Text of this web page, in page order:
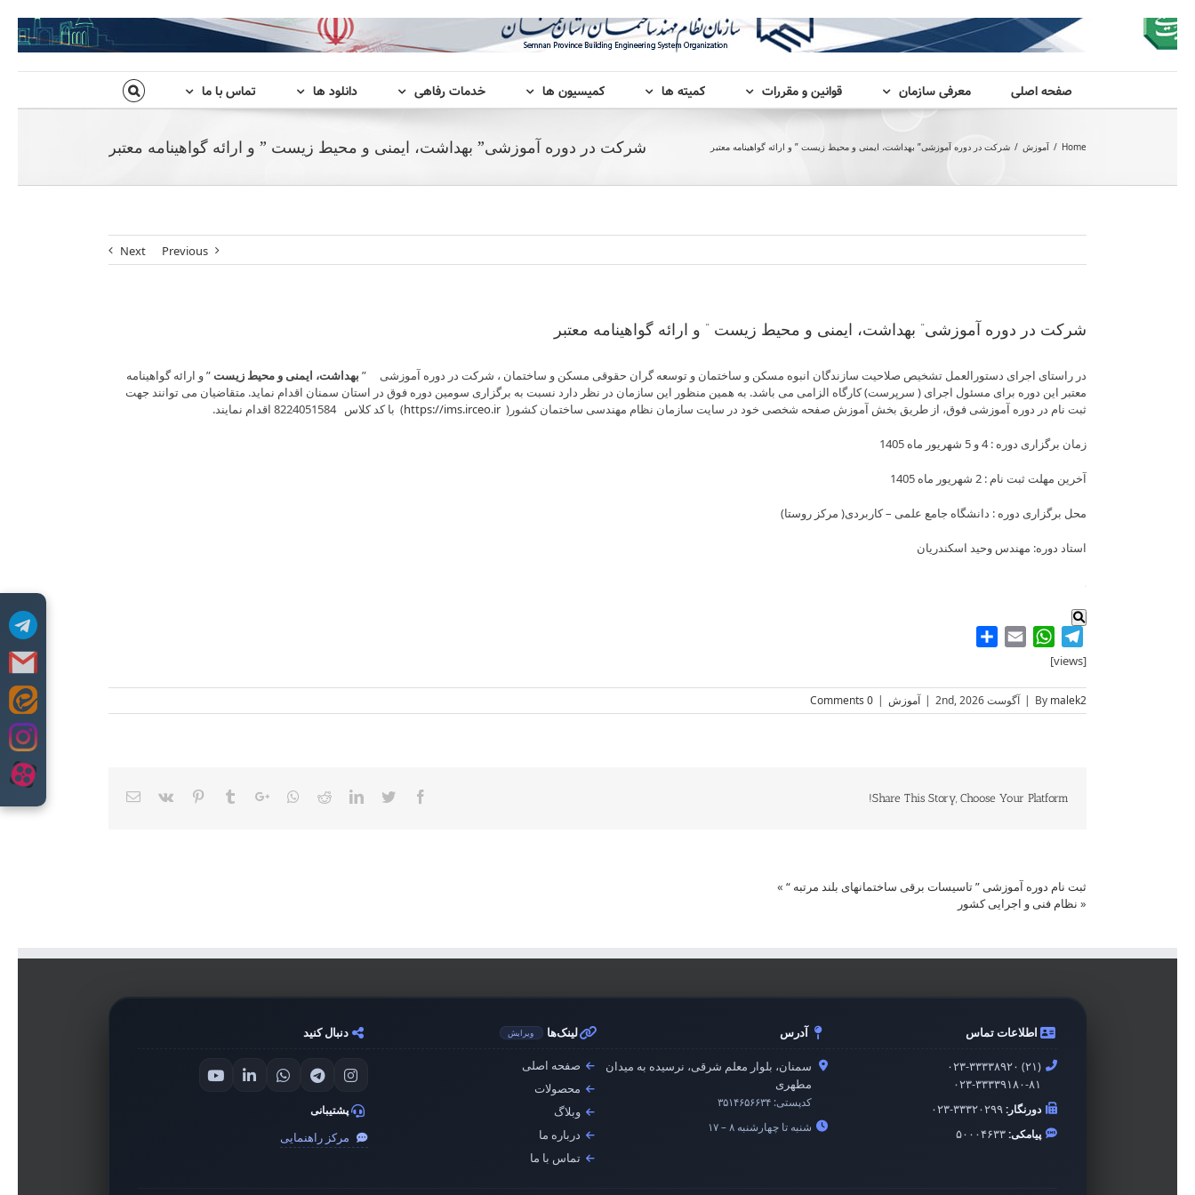
صفحه اصلی معرفی سازمان قوانین و مقررات کمیته ها کمیسیون ها خدمات رفاهی دانلود ها تماس با ما
شرکت در دوره آموزشی” بهداشت، ایمنی و محیط زیست ” و ارائه گواهینامه معتبر Home
/ آموزش / شرکت در دوره آموزشی” بهداشت، ایمنی و محیط زیست ” و ارائه گواهینامه معتبر
Previous
Next
شرکت در دوره آموزشی” بهداشت، ایمنی و محیط زیست ” و ارائه گواهینامه معتبر
در راستای اجرای دستورالعمل تشخیص صلاحیت سازندگان انبوه مسکن و ساختمان و توسعه گران حقوقی مسکن و ساختمان ، شرکت در دوره آموزشی ” بهداشت، ایمنی و محیط زیست” و ارائه گواهینامه
معتبر این دوره برای مسئول اجرای ( سرپرست) کارگاه الزامی می باشد. به همین منظور این سازمان در نظر دارد نسبت به برگزاری سومین دوره فوق در استان سمنان اقدام نماید. متقاضیان می توانند جهت
ثبت نام در دوره آموزشی فوق، از طریق بخش آموزش صفحه شخصی خود در سایت سازمان نظام مهندسی ساختمان کشور( https://ims.irceo.ir) با کد کلاس 8224051584 اقدام نمایند.
زمان برگزاری دوره : 4 و 5 شهریور ماه 1405
آخرین مهلت ثبت نام : 2 شهریور ماه 1405
محل برگزاری دوره : دانشگاه جامع علمی – کاربردی( مرکز روستا)
استاد دوره: مهندس وحید اسکندریان
.
Telegram
WhatsApp
Email
[views]
By malek2
| آگوست 2nd, 2026 | آموزش |
0 Comments
Share This Story, Choose Your Platform!
Facebook
Twitter
LinkedIn
Reddit
Whatsapp
Google+
Tumblr
Pinterest
Vk
Email
ثبت نام دوره آموزشی ” تاسیسات برقی ساختمانهای بلند مرتبه “ »
« نظام فنی و اجرایی کشور
اطلاعات تماس
۰۲۳-۳۳۳۳۸۹۲۰ (۲۱)
۰۲۳-۳۳۳۳۹۱۸۰-۸۱
دورنگار:۰۲۳-۳۳۳۲۰۲۹۹
پیامکی:۵۰۰۰۴۶۳۳
آدرس
سمنان، بلوار معلم شرقی، نرسیده به میدان
مطهری
کدپستی:۳۵۱۴۶۵۶۶۳۴
شنبه تا چهارشنبه ۸ – ۱۷
لینک‌ها ویرایش
صفحه اصلی
محصولات
وبلاگ
درباره ما
تماس با ما
دنبال کنید
پشتیبانی
مرکز راهنمایی